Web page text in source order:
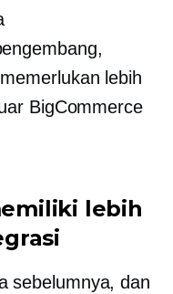
lebih
BigCommerce
lebih
sebelumnya, dan